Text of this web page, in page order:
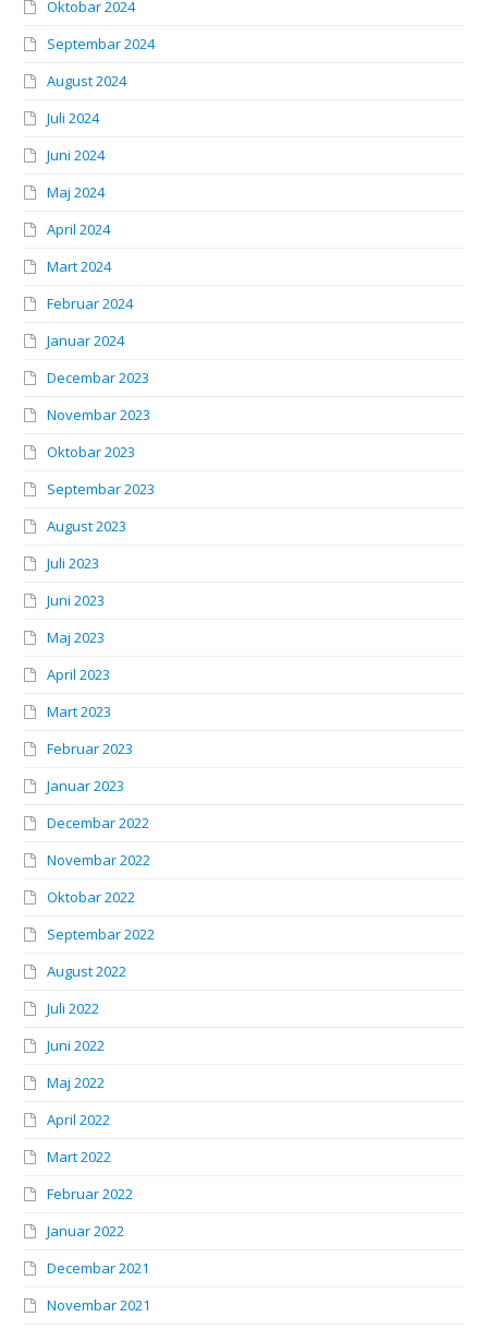
Oktobar 2024
Septembar 2024
August 2024
Juli 2024
Juni 2024
Maj 2024
April 2024
Mart 2024
Februar 2024
Januar 2024
Decembar 2023
Novembar 2023
Oktobar 2023
Septembar 2023
August 2023
Juli 2023
Juni 2023
Maj 2023
April 2023
Mart 2023
Februar 2023
Januar 2023
Decembar 2022
Novembar 2022
Oktobar 2022
Septembar 2022
August 2022
Juli 2022
Juni 2022
Maj 2022
April 2022
Mart 2022
Februar 2022
Januar 2022
Decembar 2021
Novembar 2021